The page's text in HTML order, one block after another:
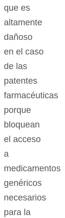
que es
altamente
dañoso
en el caso
de las
patentes
farmacéuticas
porque
bloquean
el acceso
a
medicamentos
genéricos
necesarios
para la